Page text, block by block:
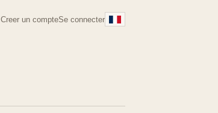
Creer un compteSe connecter